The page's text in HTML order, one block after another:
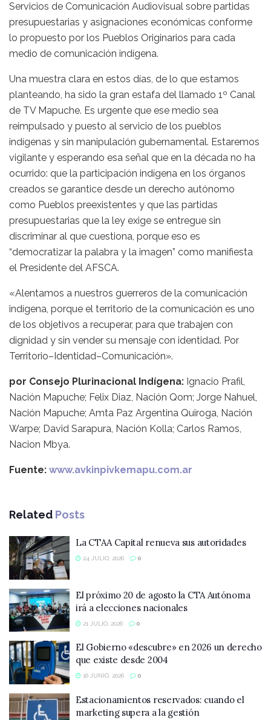
Servicios de Comunicación Audiovisual sobre partidas
presupuestarias y asignaciones económicas conforme
lo propuesto por los Pueblos Originarios para cada
medio de comunicación indígena.
Una muestra clara en estos días, de lo que estamos
planteando, ha sido la gran estafa del llamado 1º Canal
de TV Mapuche. Es urgente que ese medio sea
reimpulsado y puesto al servicio de los pueblos
indígenas y sin manipulación gubernamental. Estaremos
vigilante y esperando esa señal que en la década no ha
ocurrido: que la participación indígena en los órganos
creados se garantice desde un derecho autónomo
como Pueblos preexistentes y que las partidas
presupuestarias que la ley exige se entregue sin
discriminar al que cuestiona, porque eso es
“democratizar la palabra y la imagen” como manifiesta
el Presidente del AFSCA.
«Alentamos a nuestros guerreros de la comunicación
indígena, porque el territorio de la comunicación es uno
de los objetivos a recuperar, para que trabajen con
dignidad y sin vender su mensaje con identidad. Por
Territorio–Identidad–Comunicación».
por Consejo Plurinacional Indígena: Ignacio Prafil,
Nación Mapuche; Felix Diaz, Nación Qom; Jorge Nahuel,
Nación Mapuche; Amta Paz Argentina Quiroga, Nación
Warpe; David Sarapura, Nación Kolla; Carlos Ramos,
Nacion Mbya.
Fuente: www.avkinpivkemapu.com.ar
Related Posts
La CTAA Capital renueva sus autoridades
24 JULIO, 2026 0
El próximo 20 de agosto la CTA Autónoma
irá a elecciones nacionales
21 JULIO, 2026 0
El Gobierno «descubre» en 2026 un derecho
que existe desde 2004
16 JUNIO, 2026 0
Estacionamientos reservados: cuando el
marketing supera a la gestión